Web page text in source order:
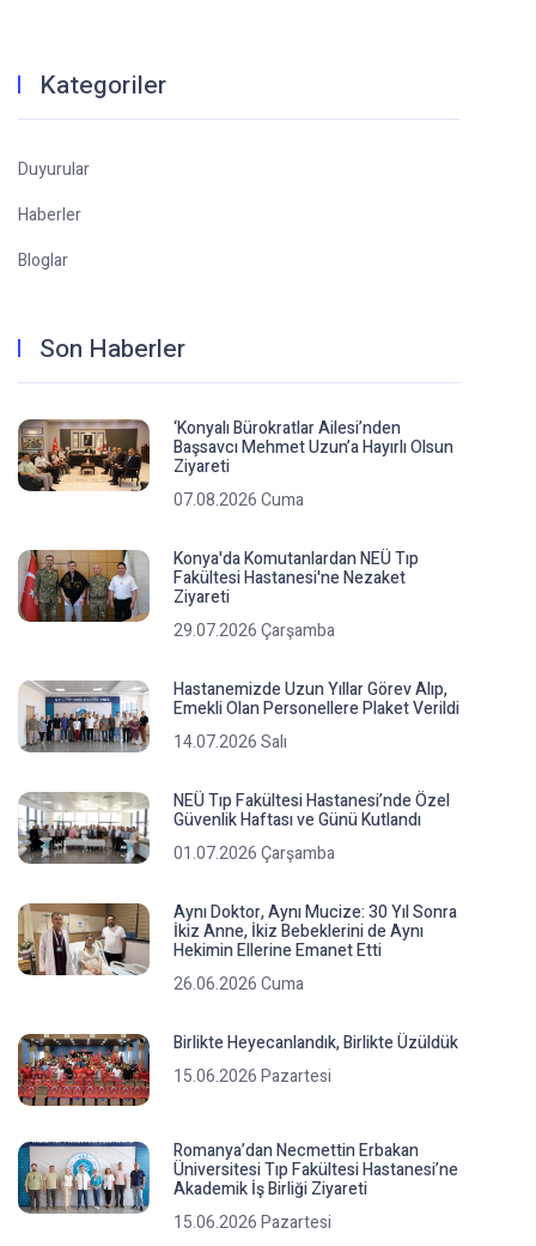
Kategoriler
Duyurular
Haberler
Bloglar
Son Haberler
‘Konyalı Bürokratlar Ailesi’nden
Başsavcı Mehmet Uzun’a Hayırlı Olsun
Ziyareti
07.08.2026 Cuma
Konya'da Komutanlardan NEÜ Tıp
Fakültesi Hastanesi'ne Nezaket
Ziyareti
29.07.2026 Çarşamba
Hastanemizde Uzun Yıllar Görev Alıp,
Emekli Olan Personellere Plaket Verildi
14.07.2026 Salı
NEÜ Tıp Fakültesi Hastanesi’nde Özel
Güvenlik Haftası ve Günü Kutlandı
01.07.2026 Çarşamba
Aynı Doktor, Aynı Mucize: 30 Yıl Sonra
İkiz Anne, İkiz Bebeklerini de Aynı
Hekimin Ellerine Emanet Etti
26.06.2026 Cuma
Birlikte Heyecanlandık, Birlikte Üzüldük
15.06.2026 Pazartesi
Romanya’dan Necmettin Erbakan
Üniversitesi Tıp Fakültesi Hastanesi’ne
Akademik İş Birliği Ziyareti
15.06.2026 Pazartesi